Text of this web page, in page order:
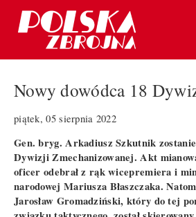
Nowy dowódca 18
piątek, 05 sierpnia 2022
Gen. bryg. Arkadiusz Szkutnik
Dywizji Zmechanizowanej. Akt
oficer odebrał z rąk wicepremiera i
narodowej Mariusza Błaszczaka.
Jarosław Gromadziński, który do tej